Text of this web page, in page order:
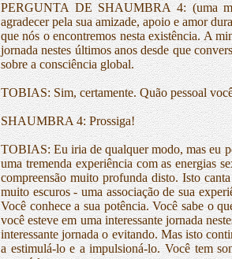
PERGUNTA DE SHAUMBRA 4: (uma
agradecer pela sua amizade, apoio e amor
que nós o encontremos nesta existência. A
jornada nestes últimos anos desde que
sobre a consciência global.
TOBIAS: Sim, certamente. Quão pessoal
SHAUMBRA 4: Prossiga!
TOBIAS: Eu iria de qualquer modo, mas eu
uma tremenda experiência com as energias
compreensão muito profunda disto. Isto
muito escuros - uma associação de sua
Você conhece a sua potência. Você sabe o
você esteve em uma interessante jornada
interessante jornada o evitando. Mas isto
a estimulá-lo e a impulsioná-lo. Você tem